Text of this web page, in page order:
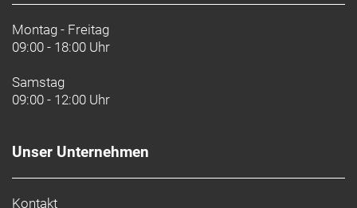
Anzahl Gänge: 1
Hinterradbremse: Hydraulische Scheibenbremse
Shimano MT200
Shimano RT10, Center Lock-Scheibenaufnahme,
Montag - Freitag
09:00 - 18:00 Uhr
Samstag
09:00 - 12:00 Uhr
Unser Unternehmen
Kontakt